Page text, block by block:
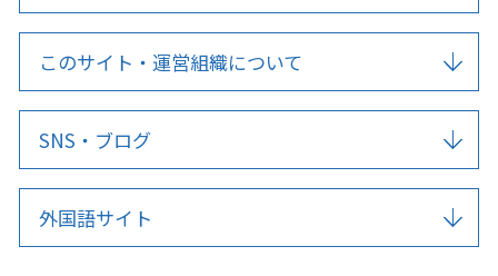
このサイト・運営組織について
SNS・ブログ
外国語サイト